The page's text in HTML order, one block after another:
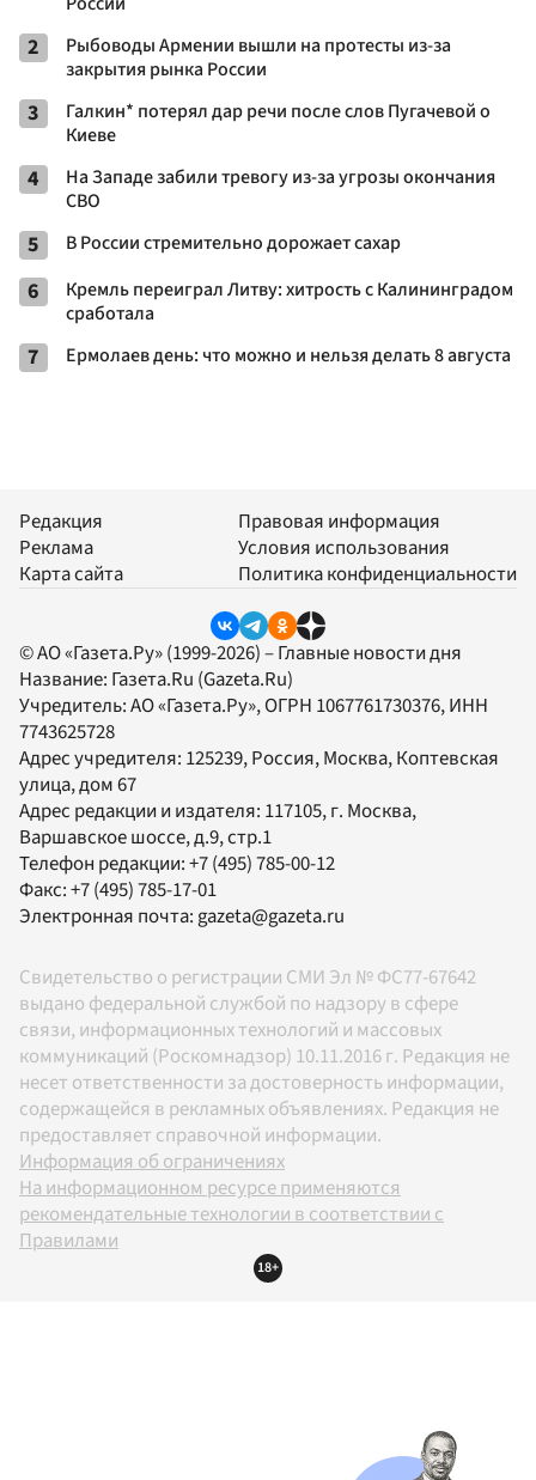
2
Рыбоводы Армении вышли на протесты из-за
закрытия рынка России
3
Галкин* потерял дар речи после слов Пугачевой о
Киеве
4
На Западе забили тревогу из-за угрозы окончания
СВО
5 В России стремительно дорожает сахар
6
Кремль переиграл Литву: хитрость с Калининградом
сработала
7 Ермолаев день: что можно и нельзя делать 8 августа
Редакция
Реклама
Карта сайта
Правовая информация
Условия использования
Политика конфиденциальности
© АО «Газета.Ру» (1999-2026) – Главные новости дня
Название: Газета.Ru (Gazeta.Ru)
Учредитель:АО «Газета.Ру», ОГРН 1067761730376, ИНН
7743625728
Адрес учредителя: 125239, Россия, Москва, Коптевская
улица, дом 67
Адрес редакции и издателя: 117105, г. Москва,
Варшавское шоссе, д.9, стр.1
Телефон редакции:+7 (495) 785-00-12
Факс:+7 (495) 785-17-01
Электронная почта:gazeta@gazeta.ru
Свидетельство о регистрации СМИ Эл № ФС77-67642
выдано федеральной службой по надзору в сфере
связи, информационных технологий и массовых
коммуникаций (Роскомнадзор) 10.11.2016 г. Редакция не
несет ответственности за достоверность информации,
содержащейся в рекламных объявлениях. Редакция не
предоставляет справочной информации.
Информация об ограничениях
На информационном ресурсе применяются
рекомендательные технологии в соответствии с
Правилами
18+